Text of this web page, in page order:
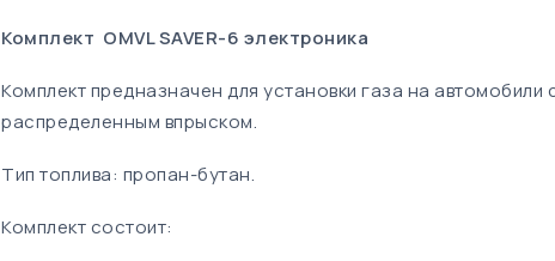
Комплект OMVL SAVER-6 электроника
Комплект предназначен для установки газа на автомобили
распределенным впрыском.
Тип топлива: пропан-бутан.
Комплект состоит: